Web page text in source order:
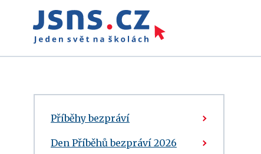
Příběhy bezpráví
Den Příběhů bezpráví 2026